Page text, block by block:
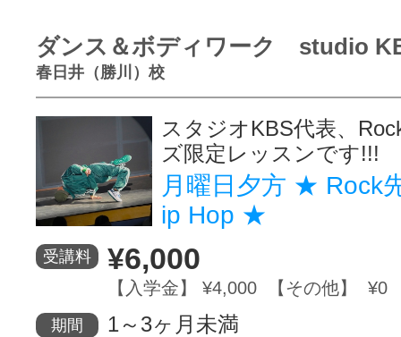
ダンス＆ボディワーク studio
春日井（勝川）校
スタジオKBS代表、
ズ限定レッスンです!!!
月曜日夕方 ★ Rock
ip Hop ★
受講料 ¥6,000
【入学金】 ¥4,000 【その他】 ¥0
期間 1～3ヶ月未満